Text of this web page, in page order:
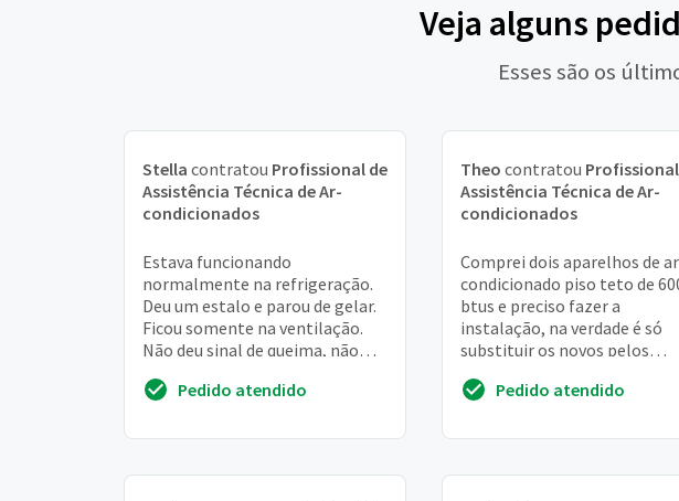
Veja alguns
Esses são os
Stella contratou Profissional de
Assistência Técnica de Ar-
condicionados
Estava funcionando
normalmente na refrigeração.
Deu um estalo e parou de gelar.
Ficou somente na ventilação.
Não deu sinal de queima, não
ventilação. Ele é ...
Pedido atendido
Theo contratou
Assistência Técnica de Ar-
condicionados
Comprei dois aparelhos de ar
condicionado piso teto de
btus e preciso fazer a
instalação, na verdade é só
substituir os novos pelos
Pedido atendido